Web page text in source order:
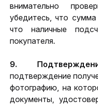
внимательно
убедитесь, что
что наличные
покупателя.
9.
подтверждение
фотографию, на
документы,